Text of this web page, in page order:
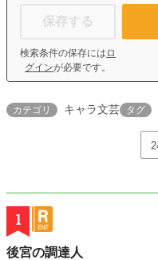
保存する
検索条件の保存には ロ
グインが必要です。
カテゴリ キャラ文芸 タグ
1
後宮の調達人